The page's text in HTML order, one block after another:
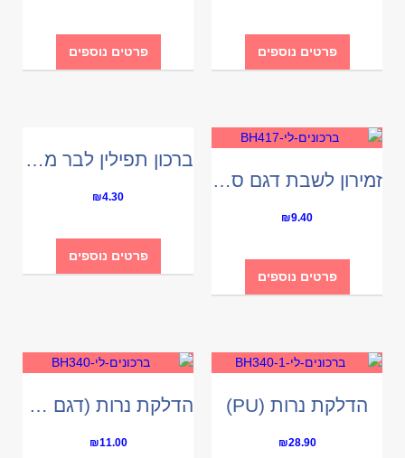
פרטים נוספים פרטים נוספים
זמירון לשבת דגם סילבר
₪9.40
פרטים נוספים
ברכון תפילין לבר מצווה
₪4.30
פרטים נוספים
הדלקת נרות (PU)
₪28.90
₪11.00